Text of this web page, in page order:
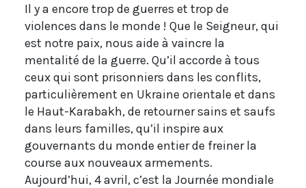
Il y a encore trop de guerres et trop de
violences dans le monde ! Que le Seigneur, qui
est notre paix, nous aide à vaincre la
mentalité de la guerre. Qu’il accorde à tous
ceux qui sont prisonniers dans les conflits,
particulièrement en Ukraine orientale et dans
le Haut-Karabakh, de retourner sains et saufs
dans leurs familles, qu’il inspire aux
gouvernants du monde entier de freiner la
course aux nouveaux armements.
Aujourd’hui, 4 avril, c’est la Journée mondiale